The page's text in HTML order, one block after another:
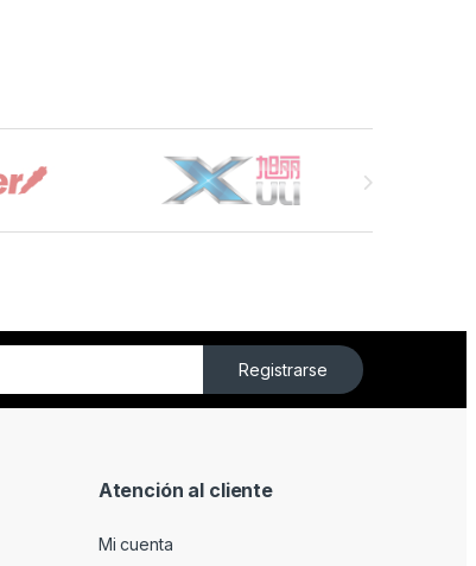
Registrarse
Atención al cliente
Mi cuenta